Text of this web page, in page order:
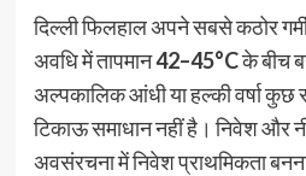
दिल्ली फिलहाल अपने सबसे कठोर
अवधि में तापमान42–45°Cके बीच
अल्पकालिक आंधी या हल्की वर्षा कुछ
टिकाऊ समाधान नहीं है। निवेश और
अवसंरचना में निवेश प्राथमिकता